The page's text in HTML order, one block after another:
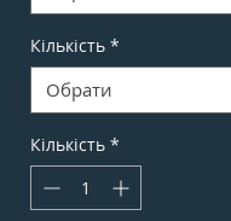
Кількість *
Кількість *